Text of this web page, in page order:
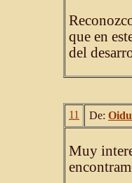
que en
del
11 De:
Muy